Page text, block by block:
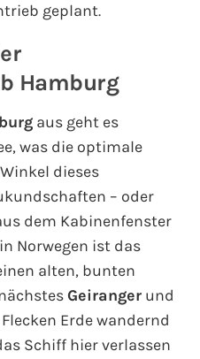
geplant.
Hamburg
aus geht es
was die optimale
dieses
– oder
dem Kabinenfenster
Norwegen ist das
alten, bunten
Geiranger und
Erde wandernd
Schiff hier verlassen